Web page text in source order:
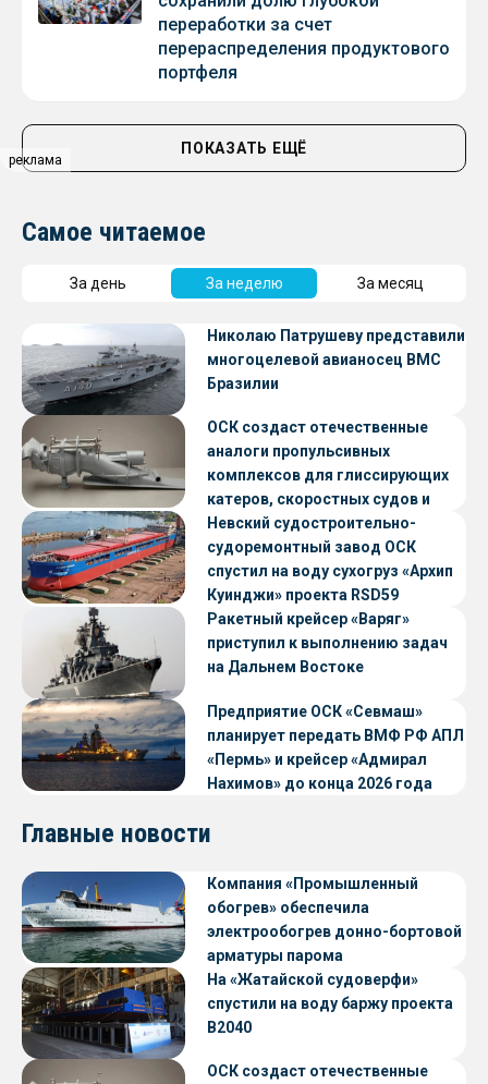
реклама
переработки за счет
перераспределения продуктового
портфеля
ПОКАЗАТЬ ЕЩЁ
Самое читаемое
За день За неделю За месяц
Николаю Патрушеву представили
многоцелевой авианосец ВМС
Бразилии
ОСК создаст отечественные
аналоги пропульсивных
комплексов для глиссирующих
катеров, скоростных судов и
судов с малой осадкой
Невский судостроительно-
судоремонтный завод ОСК
спустил на воду сухогруз «Архип
Куинджи» проекта RSD59
Ракетный крейсер «Варяг»
приступил к выполнению задач
на Дальнем Востоке
Предприятие ОСК «Севмаш»
планирует передать ВМФ РФ АПЛ
«Пермь» и крейсер «Адмирал
Нахимов» до конца 2026 года
Главные новости
Компания «Промышленный
обогрев» обеспечила
электрообогрев донно-бортовой
арматуры парома
«Петропавловск» проекта CNF22
На «Жатайской судоверфи»
спустили на воду баржу проекта
В2040
ОСК создаст отечественные